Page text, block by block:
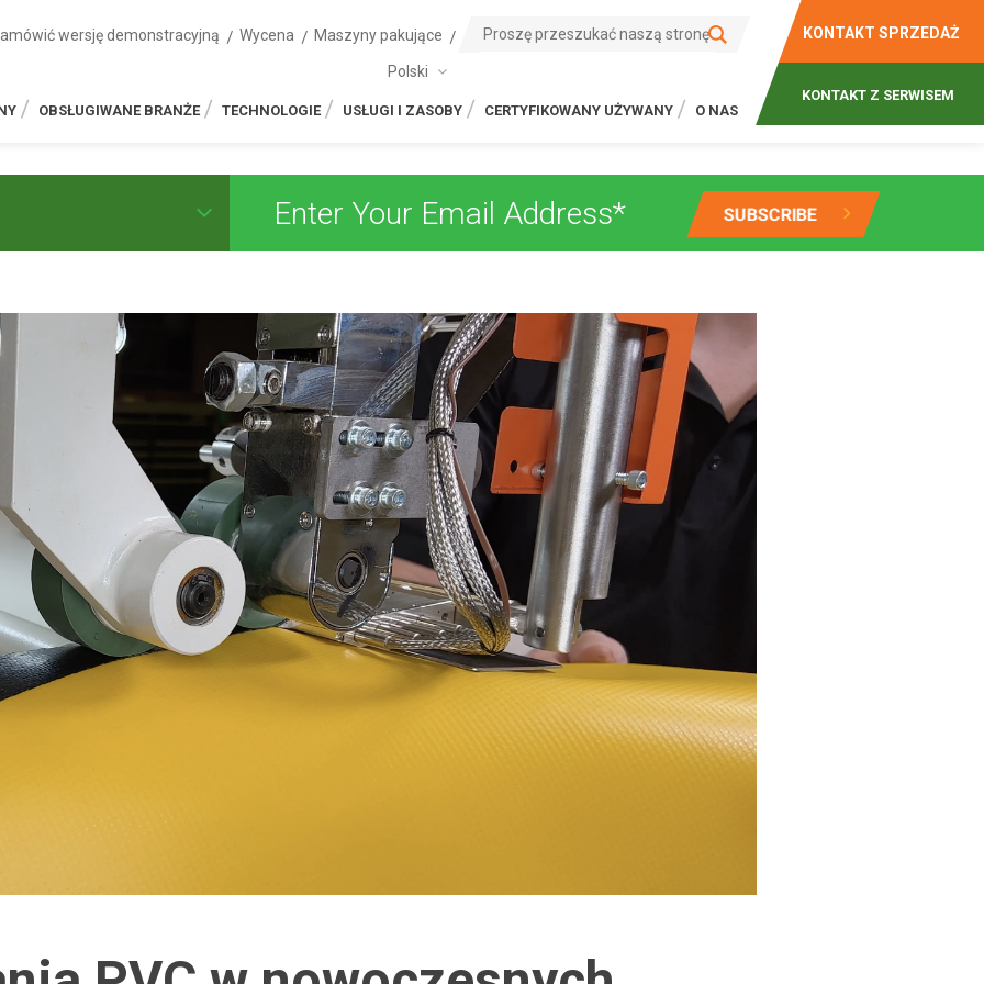
wersję demonstracyjną Wycena Maszyny pakujące
Polski
OBSŁUGIWANE BRANŻE TECHNOLOGIE USŁUGI I ZASOBY CERTYFIKOWANY UŻYWANY O NAS
KONTAKT SPRZEDAŻ
KONTAKT Z SERWISEM